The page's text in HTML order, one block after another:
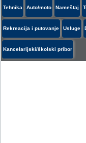
Tehnika Auto/moto Nameštaj
Rekreacija i putovanje Usluge
Kancelarijski/školski pribor